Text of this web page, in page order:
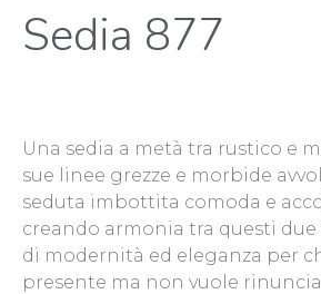
Sedia 877
Una sedia a metà tra rustico e
sue linee grezze e morbide
seduta imbottita comoda e
creando armonia tra questi
di modernità ed eleganza per
presente ma non vuole